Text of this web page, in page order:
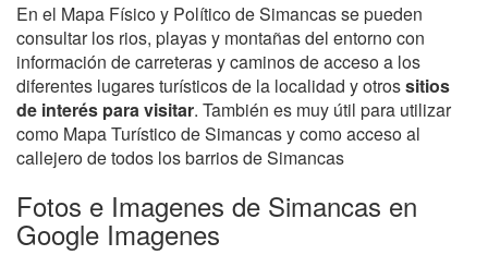
En el Mapa Físico y Político de Simancas se pueden
consultar los rios, playas y montañas del entorno con
información de carreteras y caminos de acceso a los
diferentes lugares turísticos de la localidad y otrossitios
de interés para visitar. También es muy útil para utilizar
como Mapa Turístico de Simancas y como acceso al
callejero de todos los barrios de Simancas
Fotos e Imagenes de Simancas en
Google Imagenes